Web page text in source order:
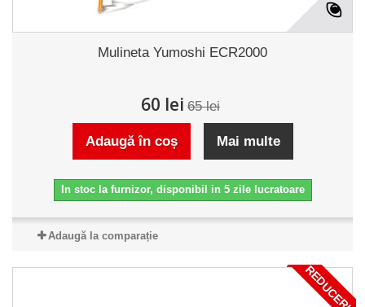
Mulineta Yumoshi ECR2000
60 lei 65 lei
Adaugă în coș Mai multe
In stoc la furnizor, disponibil in 5 zile lucratoare
Adaugă la comparație
REDUCERI!